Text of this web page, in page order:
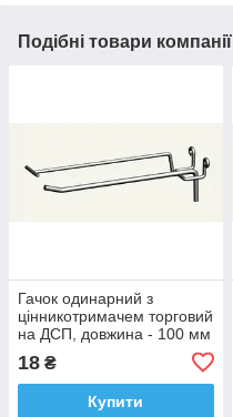
Подібні товари компанії
Гачок одинарний з
цінникотримачем торговий
на ДСП, довжина - 100 мм
18 ₴
Купити